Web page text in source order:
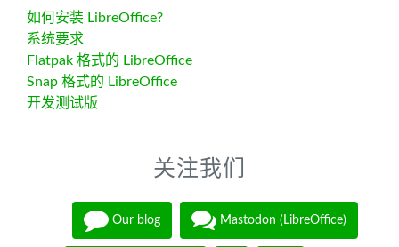
如何安装 LibreOffice?
系统要求
Flatpak 格式的 LibreOffice
Snap 格式的 LibreOffice
开发测试版
关注我们
Our blog Mastodon (LibreOffice)